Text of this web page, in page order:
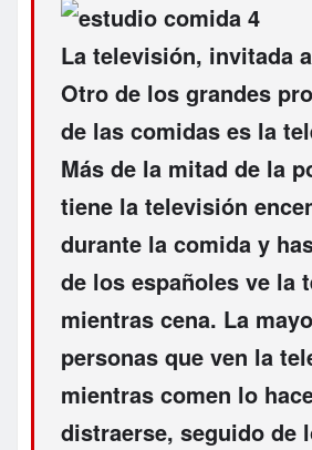
La televisión, invitada
Otro de los grandes
de las comidas es la
Más de la mitad de la
tiene la televisión
durante la comida y
de los españoles ve la
mientras cena. La
personas que ven la
mientras comen lo
distraerse, seguido de